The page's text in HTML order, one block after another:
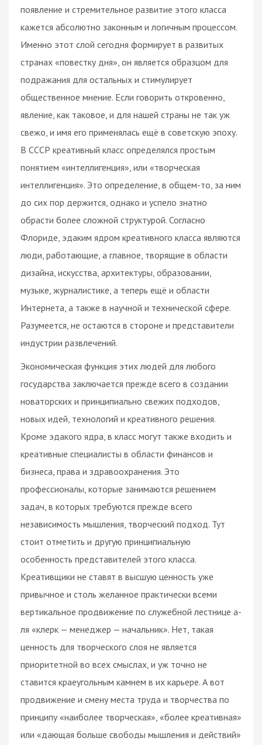
появление и стремительное развитие этого класса
кажется абсолютно законным и логичным процессом.
Именно этот слой сегодня формирует в развитых
странах «повестку дня», он является образцом для
подражания для остальных и стимулирует
общественное мнение. Если говорить откровенно,
явление, как таковое, и для нашей страны не так уж
свежо, и имя его применялась ещё в советскую эпоху.
В СССР креативный класс определялся простым
понятием «интеллигенция», или «творческая
интеллигенция». Это определение, в общем-то, за ним
до сих пор держится, однако и успело знатно
обрасти более сложной структурой. Согласно
Флориде, эдаким ядром креативного класса являются
люди, работающие, а главное, творящие в области
дизайна, искусства, архитектуры, образовании,
музыке, журналистике, а теперь ещё и области
Интернета, а также в научной и технической сфере.
Разумеется, не остаются в стороне и представители
индустрии развлечений.
Экономическая функция этих людей для любого
государства заключается прежде всего в создании
новаторских и принципиально свежих подходов,
новых идей, технологий и креативного решения.
Кроме эдакого ядра, в класс могут также входить и
креативные специалисты в области финансов и
бизнеса, права и здравоохранения. Это
профессионалы, которые занимаются решением
задач, в которых требуются прежде всего
независимость мышления, творческий подход. Тут
стоит отметить и другую принципиальную
особенность представителей этого класса.
Креативщики не ставят в высшую ценность уже
привычное и столь желанное практически всеми
вертикальное продвижение по служебной лестнице а-
ля «клерк — менеджер — начальник». Нет, такая
ценность для творческого слоя не является
приоритетной во всех смыслах, и уж точно не
ставится краеугольным камнем в их карьере. А вот
продвижение и смену места труда и творчества по
принципу «наиболее творческая», «более креативная»
или «дающая больше свободы мышления и действий»